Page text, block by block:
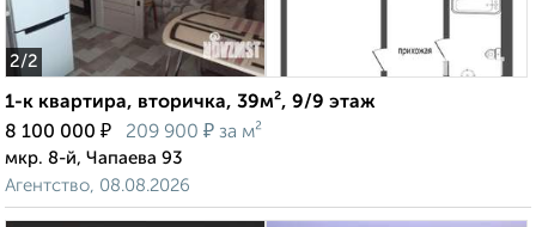
2/2
1-к квартира, вторичка, 39м², 9/9 этаж
8 100 000 ₽ 209 900 ₽ за м²
мкр. 8-й, Чапаева 93
Агентство, 08.08.2026